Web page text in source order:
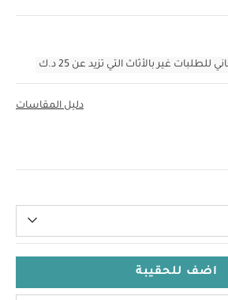
غير بالأثاث التي تزيد عن 25 د.ك
دليل المقاسات
اضف للحقيبة